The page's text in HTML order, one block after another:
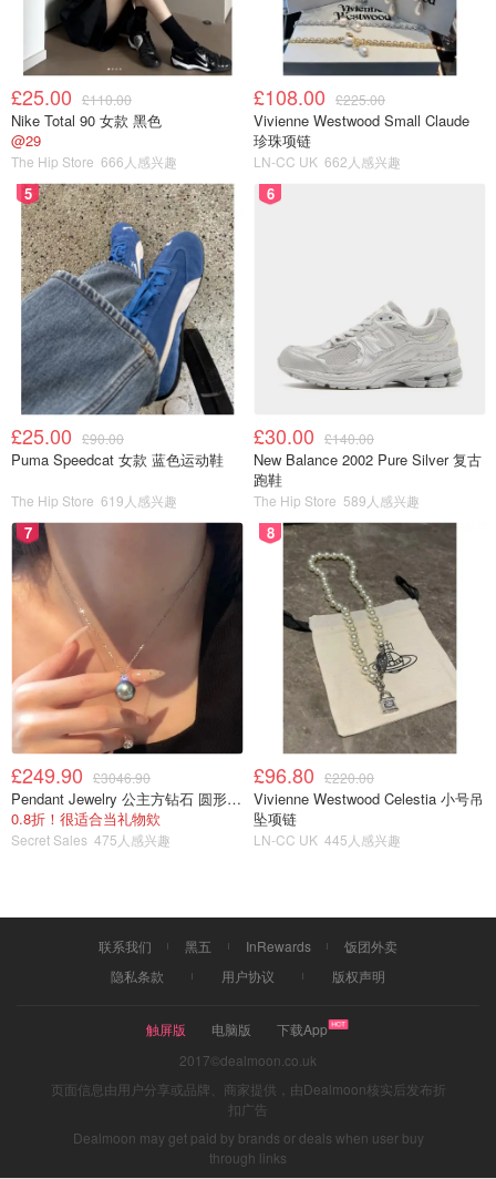
£25.00 £110.00
Nike Total 90 女款 黑色
@29
The Hip Store 666人感兴趣
£108.00 £225.00
Vivienne Westwood Small Claude
珍珠项链
LN-CC UK 662人感兴趣
5
£25.00 £90.00
Puma Speedcat 女款 蓝色运动鞋
The Hip Store 619人感兴趣
6
£30.00 £140.00
New Balance 2002 Pure Silver 复古
跑鞋
The Hip Store 589人感兴趣
7
£249.90 £3046.90
Pendant Jewelry 公主方钻石 圆形大溪地珍珠吊坠 11-12mm
0.8折！很适合当礼物欸
Secret Sales 475人感兴趣
8
£96.80 £220.00
Vivienne Westwood Celestia 小号吊
坠项链
LN-CC UK 445人感兴趣
联系我们 黑五 InRewards
饭团外卖
隐私条款
用户协议 版权声明
触屏版 电脑版
下载App
2017©dealmoon.co.uk
页面信息由用户分享或品牌、商家提供，由Dealmoon核实后发布折
扣广告
Dealmoon may get paid by brands or deals when user buy
through links